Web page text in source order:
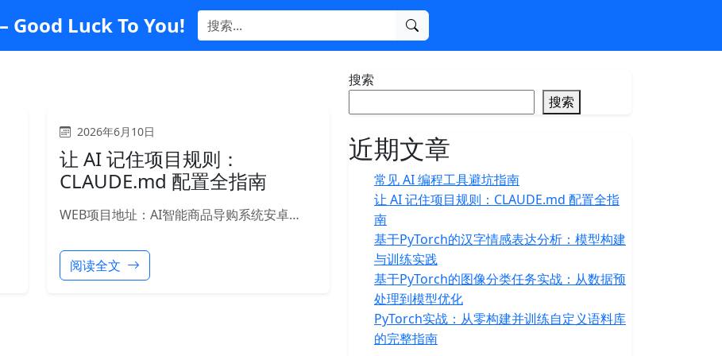
Luck To You!
搜索
2026年6月10日
让 AI 记住项目规则：
CLAUDE.md 配置全指南
WEB项目地址：AI智能商品导购系统安卓…
阅读全文
搜索
搜索
近期文章
常见 AI 编程工具避坑指南
让 AI 记住项目规则：CLAUDE.md 配置全指
南
基于PyTorch的汉字情感表达分析：模型构建
与训练实践
基于PyTorch的图像分类任务实战：从数据预
处理到模型优化
PyTorch实战：从零构建并训练自定义语料库
的完整指南